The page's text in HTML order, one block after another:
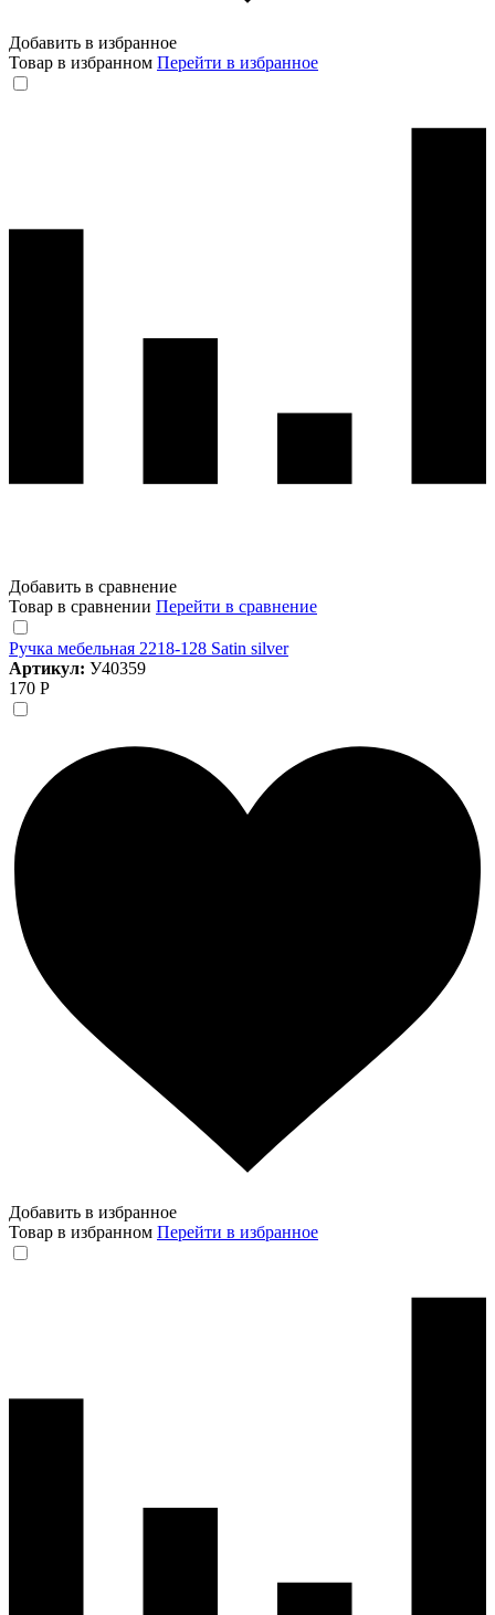
Добавить в избранное
Товар в избранном Перейти в избранное
Добавить в сравнение
Товар в сравнении Перейти в сравнение
Ручка мебельная 2218-128 Satin silver
Артикул: У40359
170 Р
Добавить в избранное
Товар в избранном Перейти в избранное